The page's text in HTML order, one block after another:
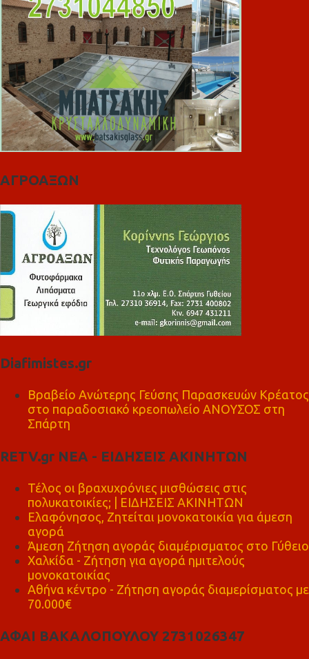
ΑΓΡΟΑΞΩΝ
Diafimistes.gr
Βραβείο Ανώτερης Γεύσης Παρασκευών Κρέατος
στο παραδοσιακό κρεοπωλείο ΑΝΟΥΣΟΣ στη
Σπάρτη
RETV.gr ΝΕΑ - ΕΙΔΗΣΕΙΣ ΑΚΙΝΗΤΩΝ
Τέλος οι βραχυχρόνιες μισθώσεις στις
πολυκατοικίες; | ΕΙΔΗΣΕΙΣ ΑΚΙΝΗΤΩΝ
Ελαφόνησος, Ζητείται μονοκατοικία για άμεση
αγορά
Άμεση Ζήτηση αγοράς διαμέρισματος στο Γύθειο
Χαλκίδα - Ζήτηση για αγορά ημιτελούς
μονοκατοικίας
Αθήνα κέντρο - Ζήτηση αγοράς διαμερίσματος με
70.000€
ΑΦΑΙ ΒΑΚΑΛΟΠΟΥΛΟΥ 2731026347